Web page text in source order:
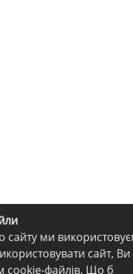
сайту ми
сайт, Ви
cookie-файлів. Що б